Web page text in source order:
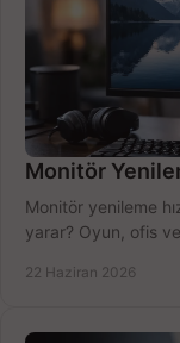
Monitör
Monitör yenileme
yarar? Oyun, ofis
22 Haziran 2026